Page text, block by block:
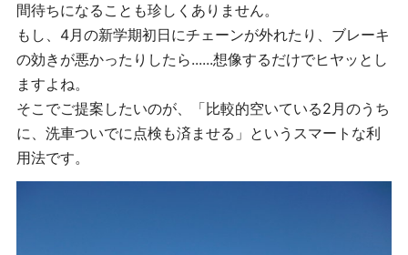
間待ちになることも珍しくありません。
もし、4月の新学期初日にチェーンが外れたり、ブレーキ
の効きが悪かったりしたら......想像するだけでヒヤッとし
ますよね。
そこでご提案したいのが、「比較的空いている2月のうち
に、洗車ついでに点検も済ませる」というスマートな利
用法です。